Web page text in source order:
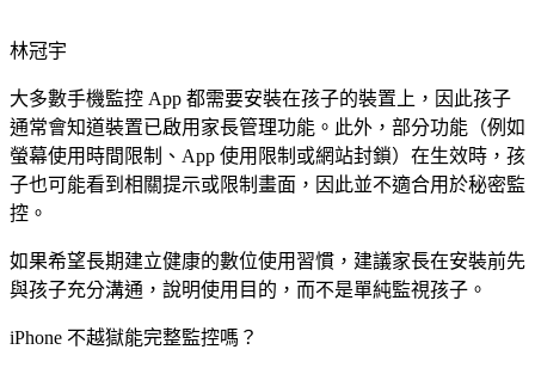
林冠宇
大多數手機監控 App 都需要安裝在孩子的裝置上，因此孩子
通常會知道裝置已啟用家長管理功能。此外，部分功能（例如
螢幕使用時間限制、App 使用限制或網站封鎖）在生效時，孩
子也可能看到相關提示或限制畫面，因此並不適合用於秘密監
控。
如果希望長期建立健康的數位使用習慣，建議家長在安裝前先
與孩子充分溝通，說明使用目的，而不是單純監視孩子。
iPhone 不越獄能完整監控嗎？